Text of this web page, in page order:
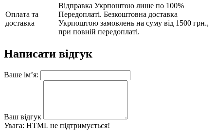
Оплата та
доставка
Відправка Укрпоштою лише по 100%
Передоплаті. Безкоштовна доставка
Укрпоштою замовлень на суму від 1500 грн.,
при повній передоплаті.
Написати відгук
Ваше ім’я:
Ваш відгук
Увага: HTML не підтримується!